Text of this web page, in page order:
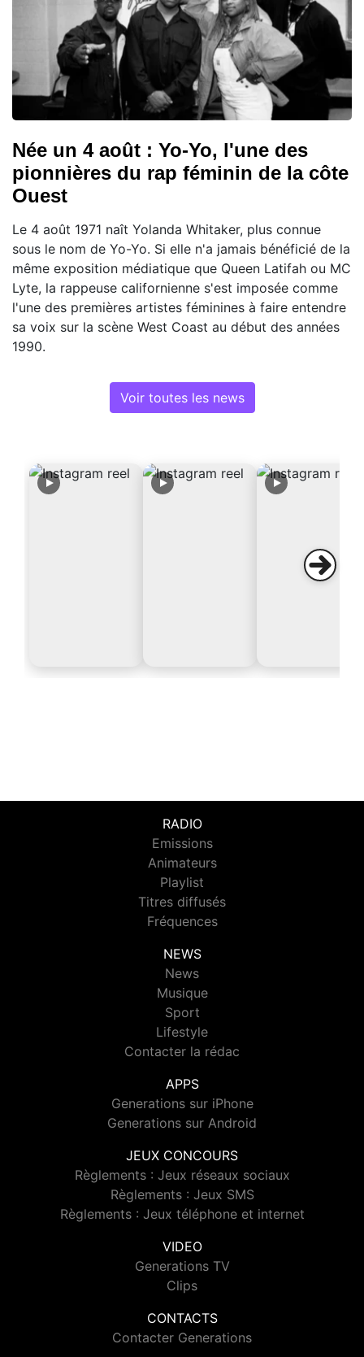
Née un 4 août : Yo-Yo, l'une des
pionnières du rap féminin de la côte
Ouest
Le 4 août 1971 naît Yolanda Whitaker, plus connue
sous le nom de Yo-Yo. Si elle n'a jamais bénéficié de la
même exposition médiatique que Queen Latifah ou MC
Lyte, la rappeuse californienne s'est imposée comme
l'une des premières artistes féminines à faire entendre
sa voix sur la scène West Coast au début des années
1990.
Voir toutes les news
RADIO
Emissions
Animateurs
Playlist
Titres diffusés
Fréquences
NEWS
News
Musique
Sport
Lifestyle
Contacter la rédac
APPS
Generations sur iPhone
Generations sur Android
JEUX CONCOURS
Règlements : Jeux réseaux sociaux
Règlements : Jeux SMS
Règlements : Jeux téléphone et internet
VIDEO
Generations TV
Clips
CONTACTS
Contacter Generations